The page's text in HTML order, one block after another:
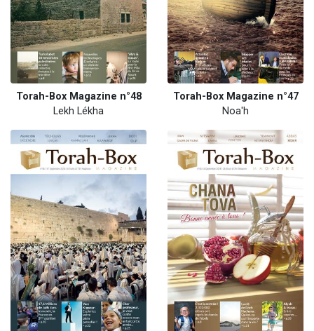
Torah-Box Magazine n°48
Lekh Lékha
Torah-Box Magazine n°47
Noa'h